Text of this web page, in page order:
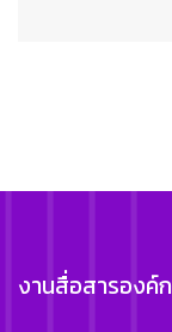
งานสื่อสารองค์